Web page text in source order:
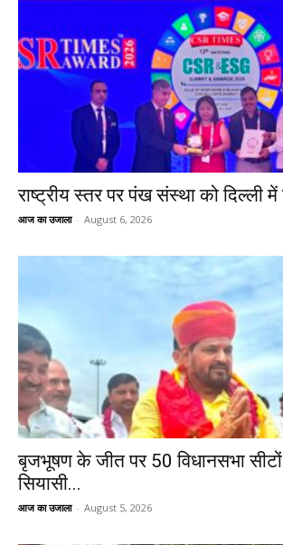
राष्ट्रीय स्तर पर पंख संस्था को दिल्ली में
आज का उजाला - August 6, 2026
बृजभूषण के जीत पर 50 विधानसभा सीटों
सियासी...
आज का उजाला - August 5, 2026